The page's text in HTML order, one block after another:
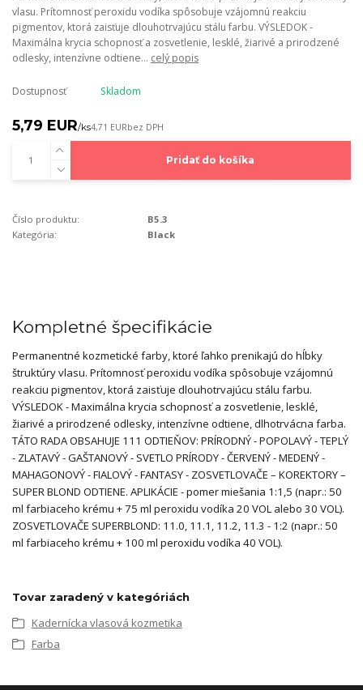
vlasu. Prítomnosť peroxidu vodíka spôsobuje vzájomnú reakciu
pigmentov, ktorá zaisťuje dlouhotrvajúcu stálu farbu. VÝSLEDOK -
Maximálna krycia schopnosť a zosvetlenie, lesklé, žiarivé a prirodzené
odlesky, intenzívne odtiene... celý popis
Dostupnosť Skladom
5,79 EUR/ks4,71 EURbez DPH
Pridať do košíka
Číslo produktu:
B5.3
Kategória:
Black
Kompletné špecifikácie
Permanentné kozmetické farby, ktoré ľahko prenikajú do hĺbky
štruktúry vlasu. Prítomnosť peroxidu vodíka spôsobuje vzájomnú
reakciu pigmentov, ktorá zaisťuje dlouhotrvajúcu stálu farbu.
VÝSLEDOK - Maximálna krycia schopnosť a zosvetlenie, lesklé,
žiarivé a prirodzené odlesky, intenzívne odtiene, dlhotrvácna farba.
TÁTO RADA OBSAHUJE 111 ODTIEŇOV: PRÍRODNÝ - POPOLAVÝ - TEPLÝ
- ZLATAVÝ - GAŠTANOVÝ - SVETLO PRÍRODY - ČERVENÝ - MEDENÝ -
MAHAGONOVÝ - FIALOVÝ - FANTASY - ZOSVETLOVAČE – KOREKTORY –
SUPER BLOND ODTIENE. APLIKÁCIE - pomer miešania 1:1,5 (napr.: 50
ml farbiaceho krému + 75 ml peroxidu vodíka 20 VOL alebo 30 VOL).
ZOSVETLOVAČE SUPERBLOND: 11.0, 11.1, 11.2, 11.3 - 1:2 (napr.: 50
ml farbiaceho krému + 100 ml peroxidu vodíka 40 VOL).
Tovar zaradený v kategóriách
Kadernícka vlasová kozmetika
Farba